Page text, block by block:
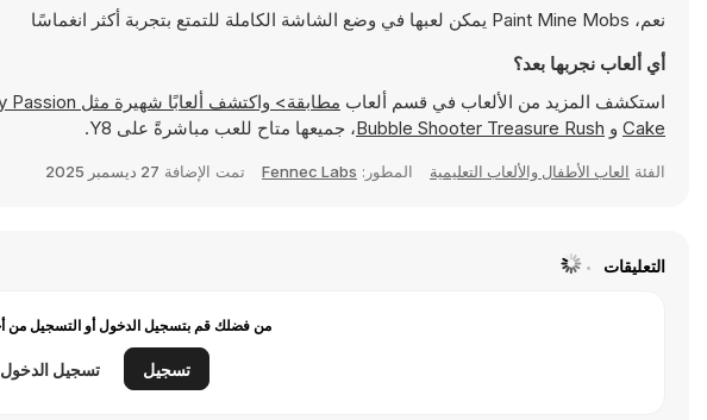
نعم، Paint Mine Mobs يمكن لعبها في وضع الشاشة الكاملة للتمتع بتجربة أكثر انغماسًا
أي ألعاب نجربها بعد؟
استكشف المزيد من الألعاب في قسم ألعاب مطابقة> واكتشف ألعابًا شهيرة مثل Passion
Cake و Bubble Shooter Treasure Rush، جميعها متاح للعب مباشرةً على Y8.
الفئة العاب الأطفال والألعاب التعليمية المطور: Fennec Labs تمت الإضافة 27 ديسمبر 2025
التعليقات
من فضلك قم بتسجيل الدخول أو التسجيل من
تسجيل تسجيل الدخول